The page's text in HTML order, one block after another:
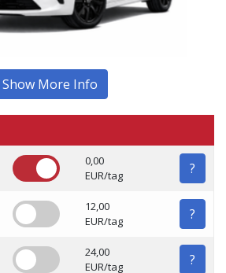
Show More Info
0,00
EUR/tag
?
12,00
EUR/tag
?
24,00
EUR/tag
?